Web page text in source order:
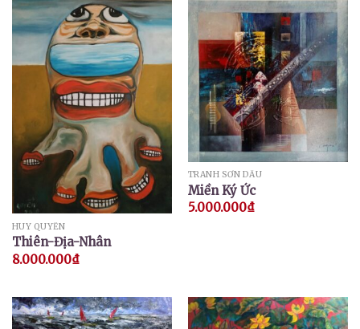
HUY QUYỂN
Thiên-Địa-Nhân
8.000.000₫
TRANH SƠN DẦU
Miền Ký Ức
5.000.000₫